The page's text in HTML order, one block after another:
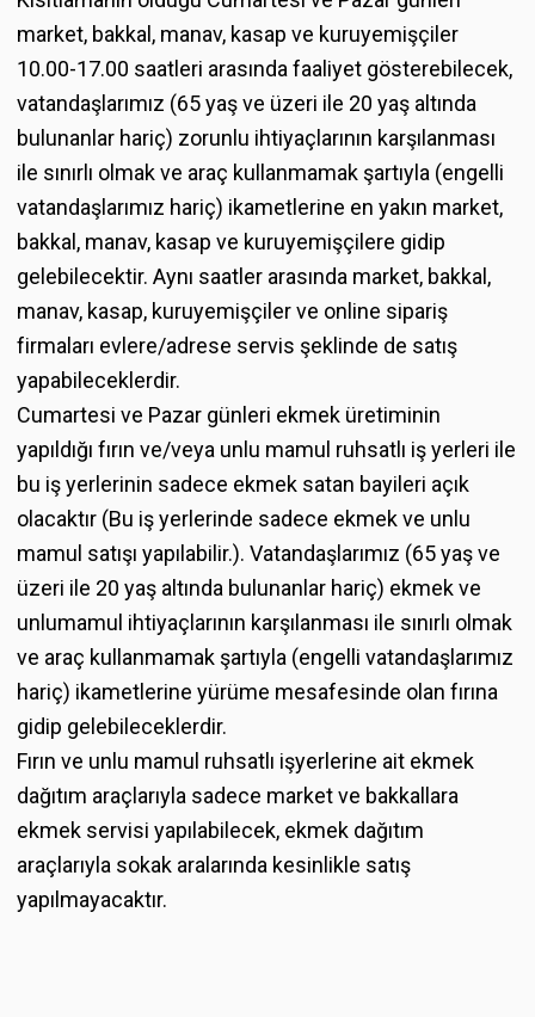
market, bakkal, manav, kasap ve kuruyemişçiler
10.00-­17.00 saatleri arasında faaliyet gösterebilecek,
vatandaşlarımız (65 yaş ve üzeri ile 20 yaş altında
bulunanlar hariç) zorunlu ihtiyaçlarının karşılanması
ile sınırlı olmak ve araç kullanmamak şartıyla (engelli
vatandaşlarımız hariç) ikametlerine en yakın market,
bakkal, manav, kasap ve kuruyemişçilere gidip
gelebilecektir. Aynı saatler arasında market, bakkal,
manav, kasap, kuruyemişçiler ve online sipariş
firmaları evlere/adrese servis şeklinde de satış
yapabileceklerdir.
Cumartesi ve Pazar günleri ekmek üretiminin
yapıldığı fırın ve/veya unlu mamul ruhsatlı iş yerleri ile
bu iş yerlerinin sadece ekmek satan bayileri açık
olacaktır (Bu iş yerlerinde sadece ekmek ve unlu
mamul satışı yapılabilir.). Vatandaşlarımız (65 yaş ve
üzeri ile 20 yaş altında bulunanlar hariç) ekmek ve
unlumamul ihtiyaçlarının karşılanması ile sınırlı olmak
ve araç kullanmamak şartıyla (engelli vatandaşlarımız
hariç) ikametlerine yürüme mesafesinde olan fırına
gidip gelebileceklerdir.
Fırın ve unlu mamul ruhsatlı işyerlerine ait ekmek
dağıtım araçlarıyla sadece market ve bakkallara
ekmek servisi yapılabilecek, ekmek dağıtım
araçlarıyla sokak aralarında kesinlikle satış
yapılmayacaktır.